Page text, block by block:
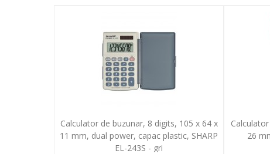
Calculator de buzunar, 8 digits, 105 x 64 x
11 mm, dual power, capac plastic, SHARP
EL-243S - gri
26